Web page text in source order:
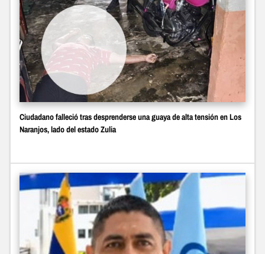
Ciudadano falleció tras desprenderse una guaya de alta tensión en Los
Naranjos, lado del estado Zulia